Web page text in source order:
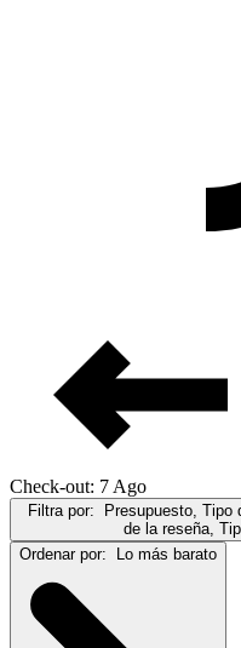
Check-out: 7 Ago
Filtra por:
Presupuesto, Tipo
de la reseña,
Ordenar por:
Lo más barato